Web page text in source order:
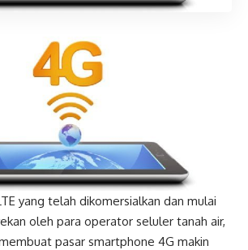
yang telah dikomersialkan dan mulai
oleh para operator seluler tanah air,
pasar smartphone 4G makin